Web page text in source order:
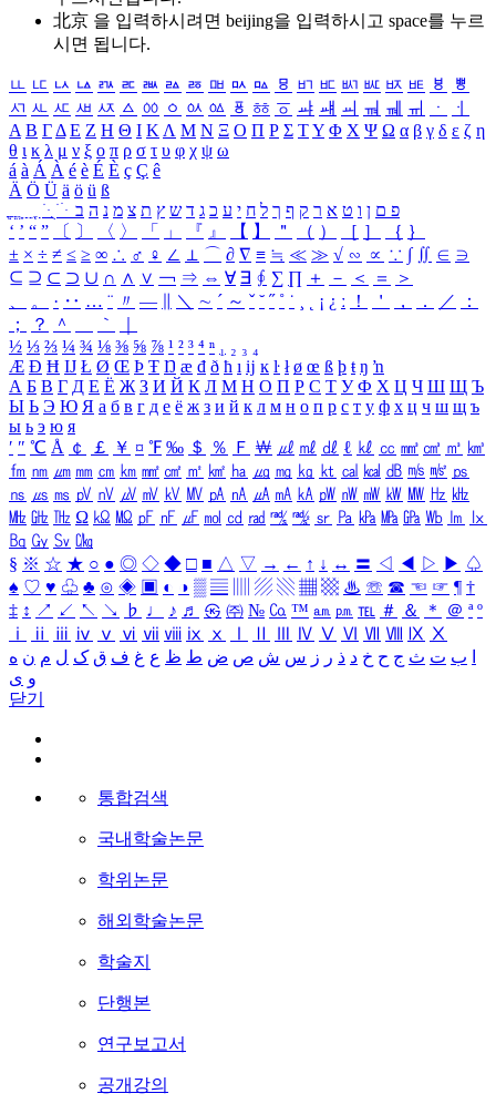
北京 을 입력하시려면 beijing을 입력하시고 space를 누르
시면 됩니다.
ㅥ ㅦ ㅧ ㅨ ㅩ ㅪ ㅫ ㅬ ㅭ ㅮ ㅯ ㅰ ㅱ ㅲ ㅳ ㅴ ㅵ ㅶ ㅷ ㅸ
ㅹ
ㅺ ㅻ ㅼ ㅽ ㅾ ㅿ ㆀ ㆁ ㆂ ㆃ ㆄ ㆅ ㆆ ㆇ ㆈ ㆉ ㆊ ㆋ ㆌ ㆍ
ㆎ
Α Β ΓΔ Ε Ζ Η Θ Ι ΚΛ Μ Ν Ξ Ο Π Ρ Σ ΤΥ Φ Χ Ψ Ω α β γ δ ε ζ η
θ ι κ λ μ ν ξ ο π ρ σ τ υ φ χ ψ ω
á à Á À é è É È ç Ç ê
Ä Ö Ü ä ö ü ß
ִֶֹ ֻּ ׁׂ פ ם ן ו ט א ר ק ף ך ל ח י ע כ ג ד ש ץ ת צ מ נ ה ב
‘ ’ “ ” 〔 〕 〈 〉 「 」 『 』 【 】 ＂ （ ） ［ ］ ｛ ｝
± × ÷ ≠ ≤ ≥ ∞ ∴ ♂ ♀ ∠ ⊥ ⌒ ∂ ∇ ≡ ≒ ≪ ≫ √ ∽ ∝ ∵ ∫ ∬ ∈ ∋
⊆ ⊇ ⊂ ⊃ ∪ ∩ ∧ ∨ ￢ ⇒ ⇔ ∀ ∃ ∮ ∑ ∏ ＋ － ＜ ＝
＞
、
。 · ‥ … ¨ 〃 ― ＼ ∼ ´ ～ ˇ ˘ ˝ ˚ ˙ ¸ ¡ ¿ ː ！ ＇ ， ． ／
：
；
？ ＾ ｀
½ ⅓ ⅔ ¼ ¾ ⅛ ⅜ ⅝ ⅞ ¹ ² ³ ⁴ ⁿ ₁ ₂ ₃ ₄
Æ Ð Ħ Ĳ Ł Ø Œ Þ Ŧ Ŋ æ đ ð ħ ı ĳ ĸ ŀ ł ø œ ß þ ŧ ŋ ŉ
А Б В Г Д Е Ё Ж З И Й К Л М Н О П Р С Т У Ф Х Ц Ч Ш Щ Ъ
Ы Ь Э Ю Я а б в г д е ё ж з и й к л м н о п р с т у ф х ц ч ш щ ъ
ы ь э ю я
′ ″ ℃ Å ￠ ￡ ￥ ¤ ℉ ‰ ＄ ％ Ｆ ￦ ㎕ ㎖ ㎗ ℓ ㎘ ㏄ ㎣ ㎤ ㎥ ㎦
㎙ ㎚ ㎛ ㎜ ㎝ ㎞ ㎟ ㎠ ㎡ ㎢ ㏊ ㎍ ㎎ ㎏ ㏏ ㎈ ㎉ ㏈ ㎧ ㎨ ㎰
㎱ ㎲ ㎳ ㎴ ㎵ ㎶ ㎷ ㎸ ㎹ ㎀ ㎁ ㎂ ㎃ ㎄ ㎺ ㎻ ㎽ ㎾ ㎿ ㎐ ㎑
㎒ ㎓ ㎔ Ω ㏀ ㏁ ㎊ ㎋ ㎌ ㏖ ㏅ ㎭ ㎮ ㎯ ㏛ ㎩ ㎪ ㎫ ㎬ ㏝ ㏐
㏓
㏃ ㏉ ㏜ ㏆
§ ※ ☆ ★ ○ ● ◎ ◇ ◆ □ ■ △ ▽ → ← ↑ ↓ ↔ 〓 ◁ ◀ ▷ ▶ ♤
♠ ♡ ♥ ♧ ♣ ⊙ ◈ ▣ ◐ ◑ ▒ ▤ ▨ ▧ ▦ ▩ ♨ ☏ ☎ ☜ ☞ ¶ †
‡ ↕ ↗ ↙ ↖ ↘ ♭ ♩ ♪ ♬ ㉿ ㈜ № ㏇ ™ ㏂ ㏘ ℡ ＃ ＆ ＊ ＠ ª º
ⅰ
ⅱ ⅲ ⅳ ⅴ ⅵ ⅶ ⅷ ⅸ ⅹ Ⅳ Ⅴ Ⅵ Ⅶ Ⅷ Ⅸ Ⅹ
ب ت ث ج ح خ د ذ ر ز س ش ص ض ط ظ ع غ ف ق ک ل م ن ه
و ی
닫기
통합검색
국내학술논문
학위논문
해외학술논문
학술지
단행본
연구보고서
공개강의